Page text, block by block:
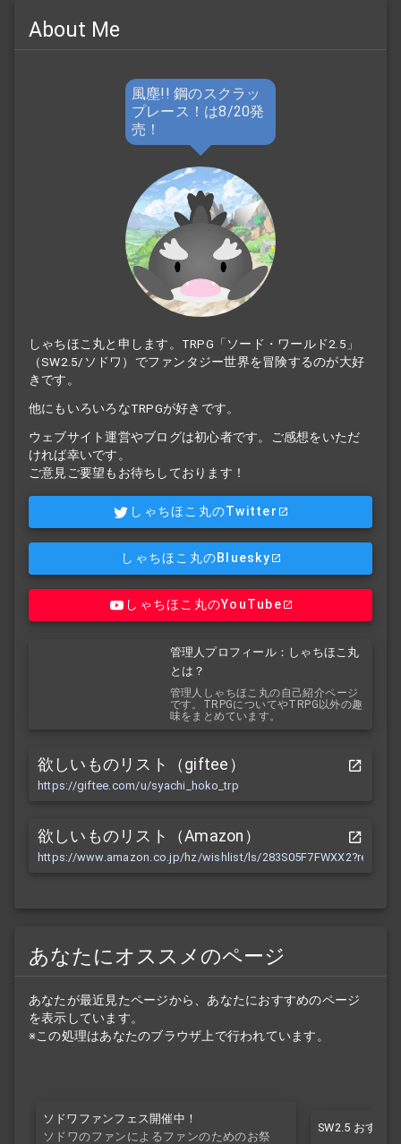
About Me
風塵!! 鋼のスクラッ
プレース！は8/20発
売！
しゃちほこ丸と申します。TRPG「ソード・ワールド2.5」
（SW2.5/ソドワ）でファンタジー世界を冒険するのが大好
きです。
他にもいろいろなTRPGが好きです。
ウェブサイト運営やブログは初心者です。ご感想をいただ
ければ幸いです。
ご意見ご要望もお待ちしております！
しゃちほこ丸のTwitter
しゃちほこ丸のBluesky
しゃちほこ丸のYouTube
管理人プロフィール：しゃちほこ丸
とは？
管理人しゃちほこ丸の自己紹介ページ
です。TRPGについてやTRPG以外の趣
味をまとめています。
欲しいものリスト（giftee）
https://giftee.com/u/syachi_hoko_trp
欲しいものリスト（Amazon）
https://www.amazon.co.jp/hz/wishlist/ls/
あなたにオススメのページ
あなたが最近見たページから、あなたにおすすめのページ
を表示しています。
※この処理はあなたのブラウザ上で行われています。
ソドワファンフェス開催中！
ソドワのファンによるファンのためのお祭
SW2.5 おすす